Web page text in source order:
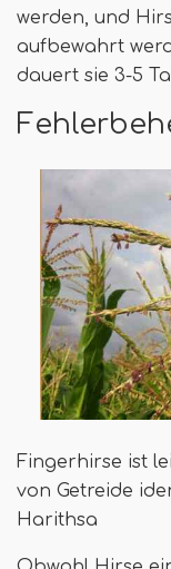
werden, und
aufbewahrt
dauert sie 3-5
Fingerhirse ist
von Getreide
Harithsa